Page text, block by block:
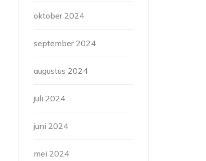
oktober 2024
september 2024
augustus 2024
juli 2024
juni 2024
mei 2024